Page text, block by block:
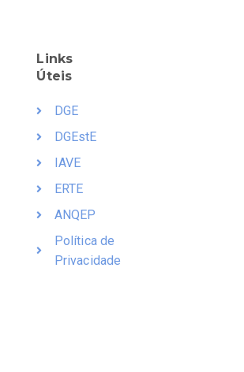
Links
Úteis
DGE
DGEstE
IAVE
ERTE
ANQEP
Política de
Privacidade